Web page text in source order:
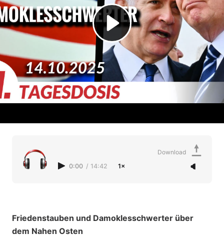
0:00 / 14:42 1×
Download
Friedenstauben und Damoklesschwerter über
dem Nahen Osten